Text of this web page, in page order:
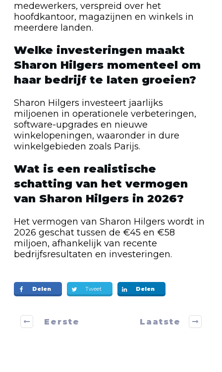
medewerkers, verspreid over het
hoofdkantoor, magazijnen en winkels in
meerdere landen.
Welke investeringen maakt
Sharon Hilgers momenteel om
haar bedrijf te laten groeien?
Sharon Hilgers investeert jaarlijks
miljoenen in operationele verbeteringen,
software-upgrades en nieuwe
winkelopeningen, waaronder in dure
winkelgebieden zoals Parijs.
Wat is een realistische
schatting van het vermogen
van Sharon Hilgers in 2026?
Het vermogen van Sharon Hilgers wordt in
2026 geschat tussen de €45 en €58
miljoen, afhankelijk van recente
bedrijfsresultaten en investeringen.
Delen Tweet Delen
Eerste Laatste